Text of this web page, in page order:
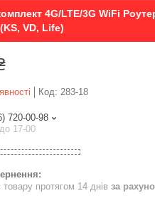
4G/LTE/3G WiFi
VD, Life)
Код: 283-18
720-00-98
17-00
товару протягом 14 днів за